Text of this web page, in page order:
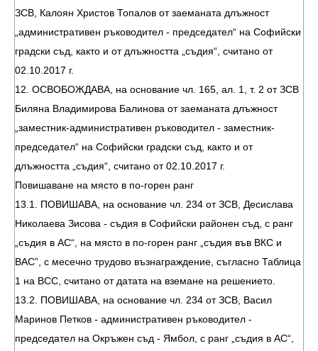
ЗСВ, Калоян Христов Топалов от заеманата длъжност
„административен ръководител - председател“ на Софийски
градски съд, както и от длъжността „съдия“, считано от
02.10.2017 г.
12. ОСВОБОЖДАВА, на основание чл. 165, ал. 1, т. 2 от ЗСВ
Биляна Владимирова Балинова от заеманата длъжност
„заместник-административен ръководител - заместник-
председател“ на Софийски градски съд, както и от
длъжността „съдия“, считано от 02.10.2017 г.
Повишаване на място в по-горен ранг
13.1. ПОВИШАВА, на основание чл. 234 от ЗСВ, Десислава
Николаева Зисова - съдия в Софийски районен съд, с ранг
„съдия в АС“, на място в по-горен ранг „съдия във ВКС и
ВАС”, с месечно трудово възнаграждение, съгласно Таблица
1 на ВСС, считано от датата на вземане на решението.
13.2. ПОВИШАВА, на основание чл. 234 от ЗСВ, Васил
Маринов Петков - административен ръководител -
председател на Окръжен съд - Ямбол, с ранг „съдия в АС“,